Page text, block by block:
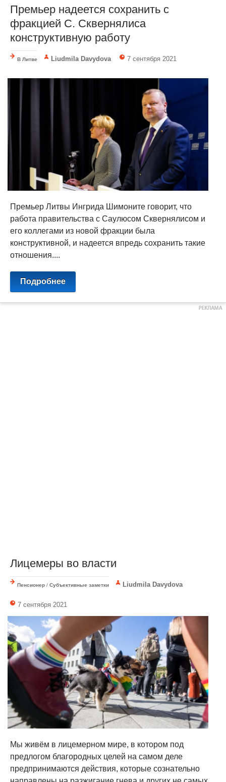
Премьер надеется сохранить с
фракцией С. Сквернялиса
конструктивную работу
В Литве Liudmila Davydova 7 сентября 2021
Премьер Литвы Ингрида Шимоните говорит, что
работа правительства с Саулюсом Сквернялисом и
его коллегами из новой фракции была
конструктивной, и надеется впредь сохранить такие
отношения....
Подробнее
Лицемеры во власти
Пенсионер / Субъективные заметки Liudmila Davydova
7 сентября 2021
Мы живём в лицемерном мире, в котором под
предлогом благородных целей на самом деле
предпринимаются действия, которые сознательно